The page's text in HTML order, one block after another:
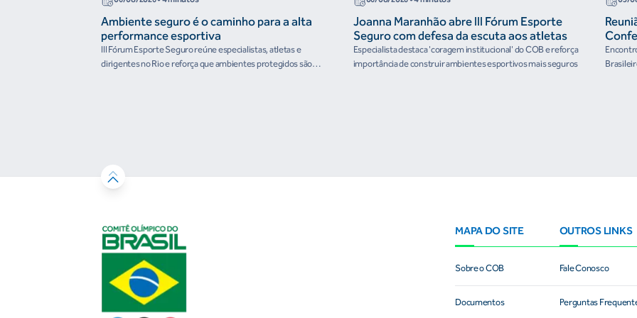
Ambiente seguro é o caminho para a alta
performance esportiva
III Fórum Esporte Seguro reúne especialistas, atletas e
dirigentes no Rio e reforça que ambientes protegidos são
Joanna Maranhão abre III Fórum Esporte
Seguro com defesa da escuta aos atletas
Especialista destaca 'coragem institucional' do COB e reforça
importância de construir ambientes esportivos mais seguros
the
MAPA DO SITE
Sobre o COB
Documentos
OUTROS LINKS
Fale Conosco
Perguntas